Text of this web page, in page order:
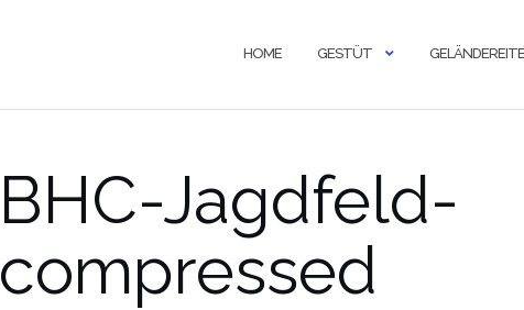
HOME GESTÜT
BHC-Jagdfeld-
compressed